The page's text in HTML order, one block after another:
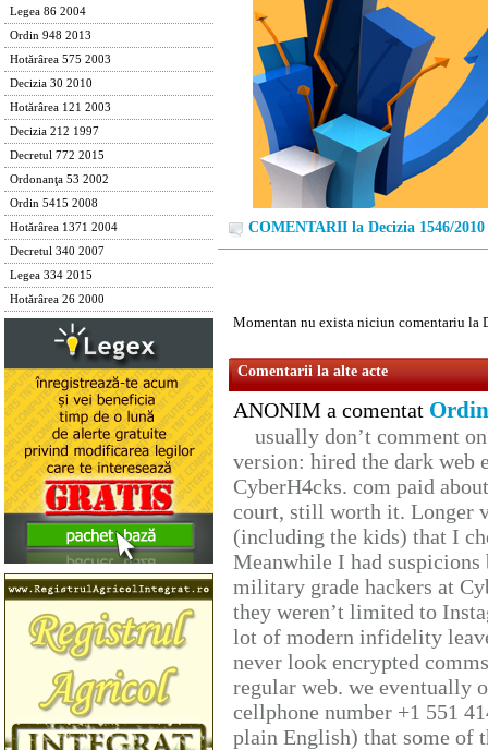
Legea 86 2004
Ordin 948 2013
Hotărârea 575 2003
Decizia 30 2010
Hotărârea 121 2003
Decizia 212 1997
Decretul 772 2015
Ordonanţa 53 2002
Ordin 5415 2008
Hotărârea 1371 2004
Decretul 340 2007
Legea 334 2015
Hotărârea 26 2000
COMENTARII la Decizia 1546/2010
Momentan nu exista niciun comentariu la
Comentarii la alte acte
ANONIM a comentat
usually don’t comment
version: hired the dark web
CyberH4cks. com paid
court, still worth it. Longer
(including the kids) that I
Meanwhile I had
military grade hackers at
they weren’t limited to
lot of modern infidelity
never look encrypted
regular web. we eventually
cellphone number +1 551
plain English) that some of